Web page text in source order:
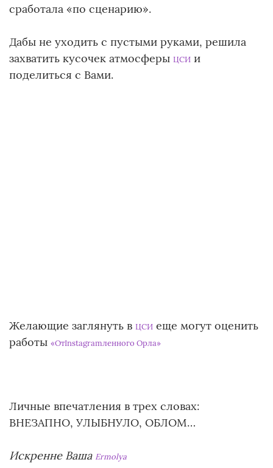
сработала «по сценарию».
Дабы не уходить с пустыми руками, решила
захватить кусочек атмосферы ЦСИ и
поделиться с Вами.
Желающие заглянуть в ЦСИ еще могут оценить
работы «ОтInstagramленного Орла»
Личные впечатления в трех словах:
ВНЕЗАПНО, УЛЫБНУЛО, ОБЛОМ…
Искренне Ваша Ermolya